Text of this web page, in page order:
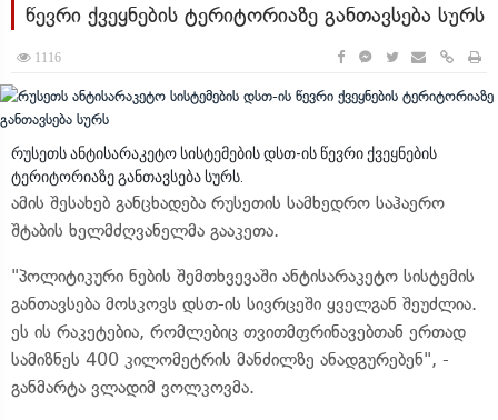
წევრი ქვეყნების ტერიტორიაზე განთავსება სურს
1116
რუსეთს ანტისარაკეტო სისტემების დსთ-ის წევრი ქვეყნების
ტერიტორიაზე განთავსება სურს.
ამის შესახებ განცხადება რუსეთის სამხედრო საჰაერო
შტაბის ხელმძღვანელმა გააკეთა.
"პოლიტიკური ნების შემთხვევაში ანტისარაკეტო სისტემის
განთავსება მოსკოვს დსთ-ის სივრცეში ყველგან შეუძლია.
ეს ის რაკეტებია, რომლებიც თვითმფრინავებთან ერთად
სამიზნეს 400 კილომეტრის მანძილზე ანადგურებენ", -
განმარტა ვლადიმ ვოლკოვმა.